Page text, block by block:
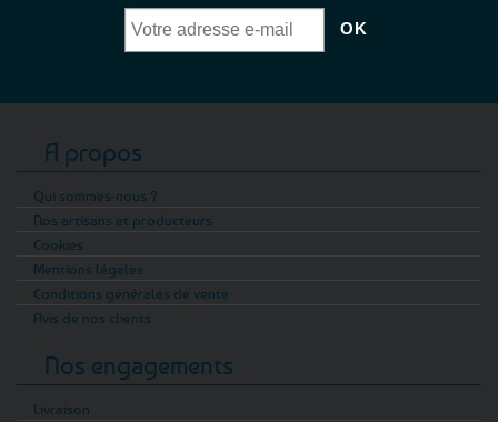
A propos
Qui sommes-nous ?
Nos artisans et producteurs
Cookies
Mentions légales
Conditions générales de vente
Avis de nos clients
Nos engagements
Livraison